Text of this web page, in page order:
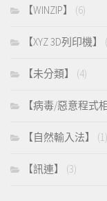
【WINZIP】 (6)
【XYZ 3D列印機】
【未分類】 (4)
【病毒/惡意程式
【自然輸入法】 (1)
【訊連】 (3)